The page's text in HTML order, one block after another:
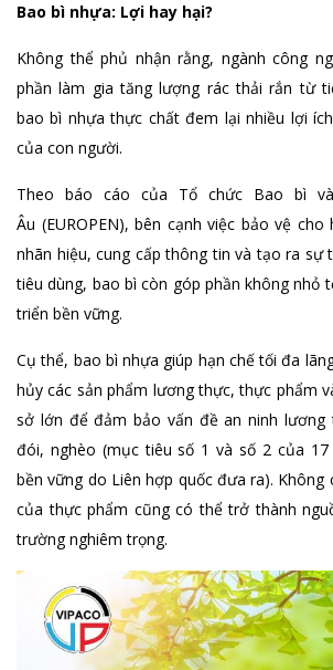
Bao bì nhựa: Lợi hay hại?
Không thể phủ nhận rằng, ngành công
phần làm gia tăng lượng rác thải rắn từ
bao bì nhựa thực chất đem lại nhiều lợi
của con người.
Theo báo cáo của Tổ chức Bao bì
Âu (EUROPEN), bên cạnh việc bảo vệ
nhãn hiệu, cung cấp thông tin và tạo ra sự
tiêu dùng, bao bì còn góp phần không nhỏ
triển bền vững.
Cụ thể, bao bì nhựa giúp hạn chế tối đa
hủy các sản phẩm lương thực, thực phẩm
sở lớn để đảm bảo vấn đề an ninh lương
đói, nghèo (mục tiêu số 1 và số 2 của
bền vững do Liên hợp quốc đưa ra). Không
của thực phẩm cũng có thể trở thành
trường nghiêm trọng.